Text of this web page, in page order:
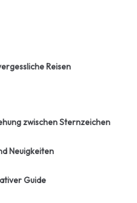
Reisen
zwischen Sternzeichen
Neuigkeiten
Guide